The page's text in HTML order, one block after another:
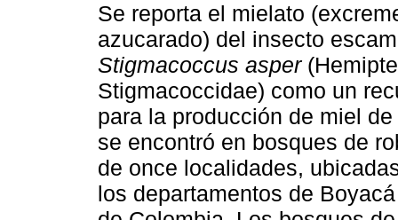
Se reporta el mielato
azucarado) del insecto
Stigmacoccus asper
Stigmacoccidae) como un
para la producción de miel
se encontró en bosques de
de once localidades,
los departamentos de